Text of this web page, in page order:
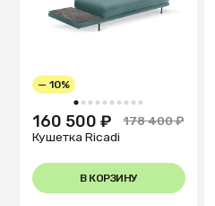
1 2 3 4 5 6 7 8 9 10
— 10%
160 500 ₽
178 400 ₽
Кушетка Ricadi
В КОРЗИНУ